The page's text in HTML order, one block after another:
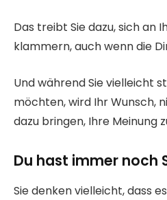
Das treibt Sie dazu, sich an
klammern, auch wenn die
Und während Sie vielleicht
möchten, wird Ihr Wunsch,
dazu bringen, Ihre Meinung
Du hast immer noch
Sie denken vielleicht, dass